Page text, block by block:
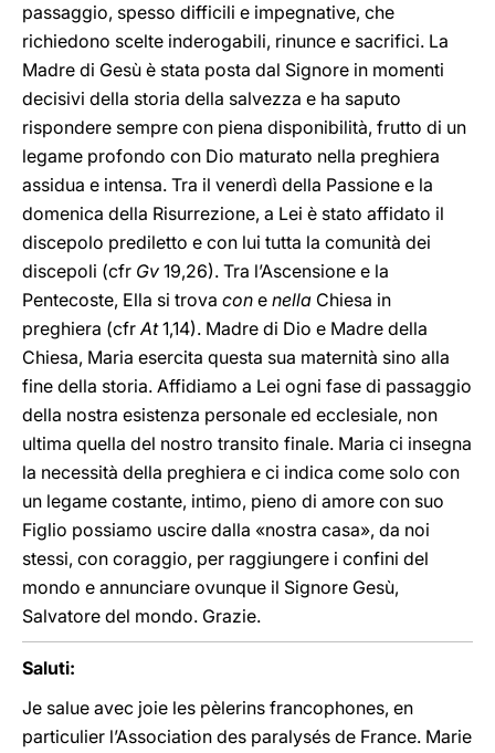
passaggio, spesso difficili e impegnative, che
richiedono scelte inderogabili, rinunce e sacrifici. La
Madre di Gesù è stata posta dal Signore in momenti
decisivi della storia della salvezza e ha saputo
rispondere sempre con piena disponibilità, frutto di un
legame profondo con Dio maturato nella preghiera
assidua e intensa. Tra il venerdì della Passione e la
domenica della Risurrezione, a Lei è stato affidato il
discepolo prediletto e con lui tutta la comunità dei
discepoli (cfr Gv 19,26). Tra l’Ascensione e la
Pentecoste, Ella si trova con e nella Chiesa in
preghiera (cfrAt1,14). Madre di Dio e Madre della
Chiesa, Maria esercita questa sua maternità sino alla
fine della storia. Affidiamo a Lei ogni fase di passaggio
della nostra esistenza personale ed ecclesiale, non
ultima quella del nostro transito finale. Maria ci insegna
la necessità della preghiera e ci indica come solo con
un legame costante, intimo, pieno di amore con suo
Figlio possiamo uscire dalla «nostra casa», da noi
stessi, con coraggio, per raggiungere i confini del
mondo e annunciare ovunque il Signore Gesù,
Salvatore del mondo. Grazie.
Saluti:
Je salue avec joie les pèlerins francophones, en
particulier l’Association des paralysés de France. Marie